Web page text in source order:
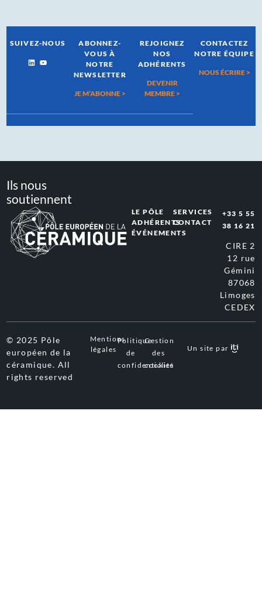
SUIVEZ-NOUS
ABONNEZ-
VOUS À
NOTRE
NEWSLETTER
JE M’ABONNE >
REJOIGNEZ
NOS
ADHÉRENTS
DEVENIR
MEMBRE >
CONTACTEZ
NOTRE ÉQUIPE
NOUS ÉCRIRE >
Ils nous
soutiennent
LE PÔLE
ADHÉRENTS
ÉVÉNEMENTS
SERVICES
CONTACT
+33 5 55
38 16 21
CIRE 2
12 rue
Gémini
87068
Limoges
CEDEX
© 2025 Pôle
européen de la
céramique. All
rights reserved
Mentions
légales
Politique
de
confidentialité
Gestion
des
cookies
Un site par